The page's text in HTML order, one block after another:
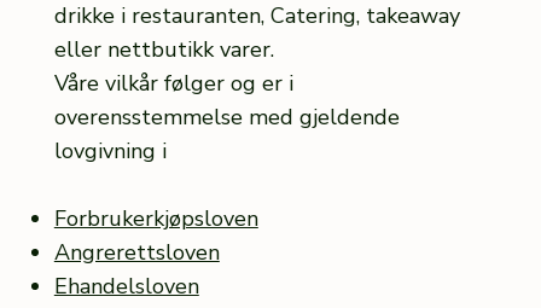
drikke i restauranten, Catering, takeaway
eller nettbutikk varer.
Våre vilkår følger og er i
overensstemmelse med gjeldende
lovgivning i
Forbrukerkjøpsloven
Angrerettsloven
Ehandelsloven